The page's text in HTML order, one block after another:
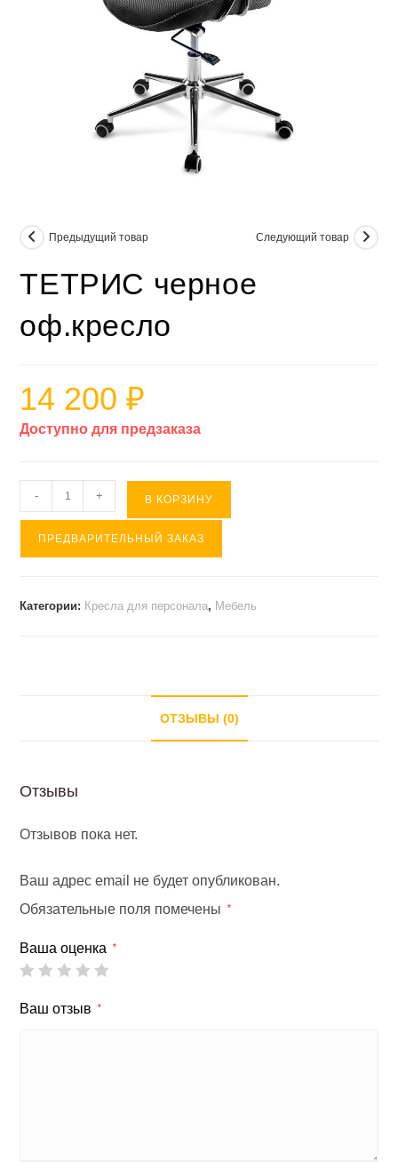
Предыдущий товар Следующий товар
ТЕТРИС черное
оф.кресло
14 200₽
Доступно для предзаказа
Количество
товара
ТЕТРИС
- + В КОРЗИНУ
ПРЕДВАРИТЕЛЬНЫЙ ЗАКАЗ
Категории: Кресла для персонала, Мебель
ОТЗЫВЫ (0)
Отзывы
Отзывов пока нет.
Ваш адрес email не будет опубликован.
Обязательные поля помечены
*
Ваша оценка *
Ваш отзыв *